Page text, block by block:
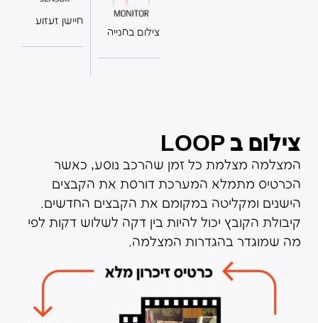
צילום בחנייה
חיישן זעזוע
צילום ב LOOP
המצלמה מצלמת כל זמן שהרכב נוסע, כאשר
הכרטיס מתמלא המערכת דורסת את הקבצים
הישנים ומקליטה במקומם את הקבצים החדשים.
קיבולת הקובץ יכול להיות בין דקה לשלוש דקות לפי
מה שמוגדר בהגדרות המצלמה.